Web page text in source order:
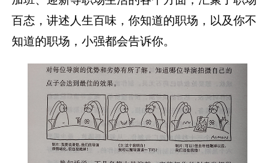
百态，讲述人生百味，你知道的职场，以及你不
知道的职场，小强都会告诉你。